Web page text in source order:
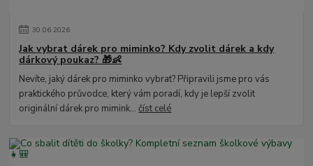
30.06.2026
Jak vybrat dárek pro miminko? Kdy zvolit dárek a kdy
dárkový poukaz? 🎁👶
Nevíte, jaký dárek pro miminko vybrat? Připravili jsme pro vás
praktického průvodce, který vám poradí, kdy je lepší zvolit
originální dárek pro mimink...číst celé